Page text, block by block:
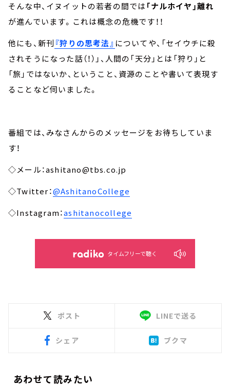
そんな中、イヌイットの若者の間では 「ナルホイヤ」離れ
が進んでいます。これは概念の危機です！！
他にも、新刊 『狩りの思考法』 についてや、「セイウチに殺
されそうになった話（！）」、人間の「天分」とは「狩り」と
「旅」ではないか、ということ、資源のことや書いて表現す
ることなど伺いました。
番組では、みなさんからのメッセージをお待ちしていま
す！
◇メール：ashitano@tbs.co.jp
◇Twitter：@AshitanoCollege
◇Instagram：ashitanocollege
タイムフリーで聴く
ポスト LINEで送る
シェア ブクマ
あわせて読みたい